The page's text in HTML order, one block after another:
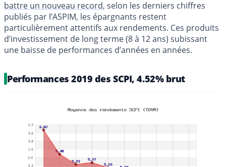
battre un nouveau record, selon les derniers chiffres
publiés par l’ASPIM, les épargnants restent
particulièrement attentifs aux rendements. Ces produits
d’investissement de long terme (8 à 12 ans) subissant
une baisse de performances d’années en années.
Performances 2019 des SCPI, 4.52% brut